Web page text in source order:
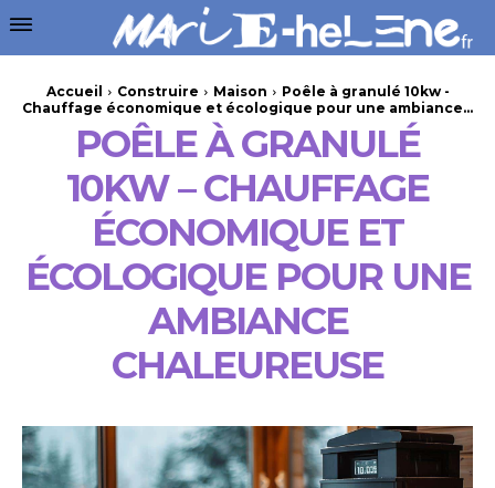
Accueil Construire Maison
Poêle à granulé 10kw -
Chauffage économique et écologique pour une ambiance...
POÊLE À GRANULÉ
10KW – CHAUFFAGE
ÉCONOMIQUE ET
ÉCOLOGIQUE POUR UNE
AMBIANCE
CHALEUREUSE